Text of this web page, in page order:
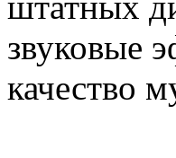
звуковые
качество